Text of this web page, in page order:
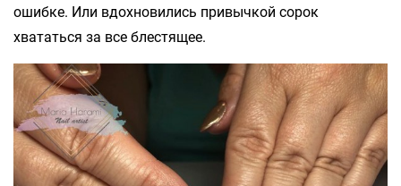
ошибке. Или вдохновились привычкой сорок
хвататься за все блестящее.